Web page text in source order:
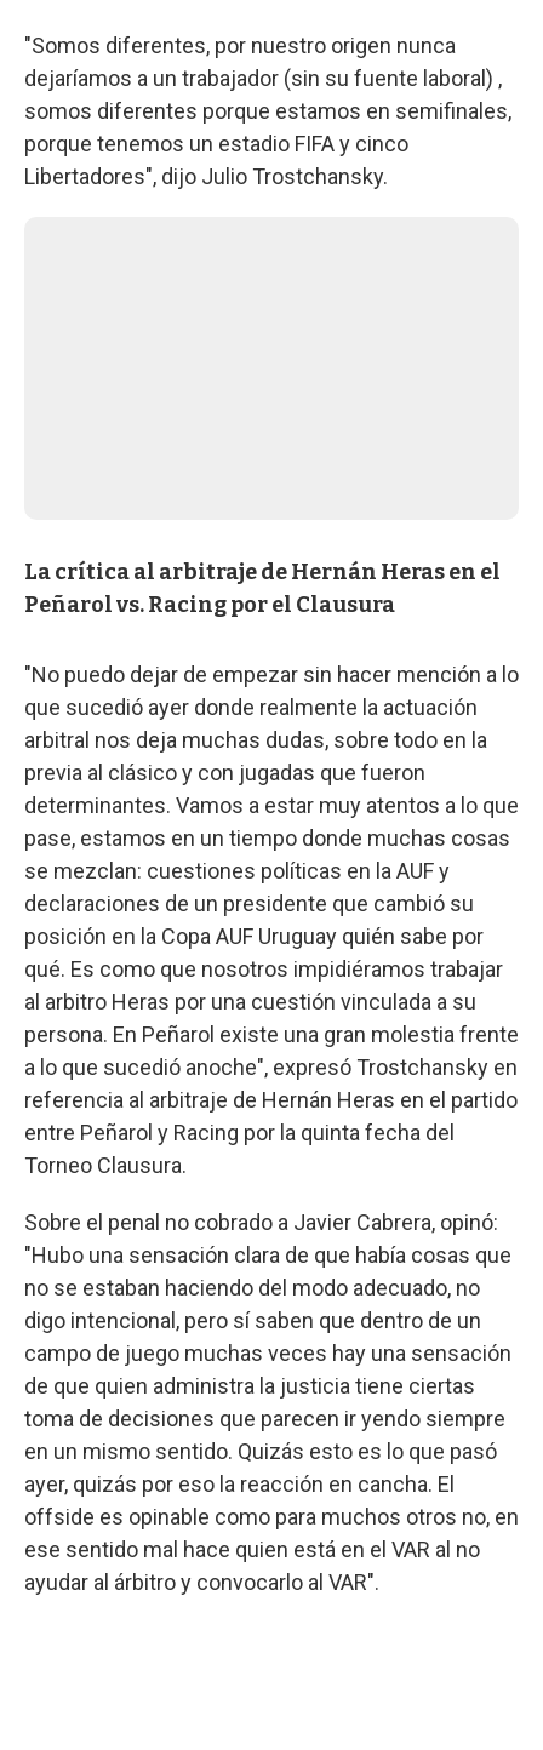
"Somos diferentes, por nuestro origen nunca
dejaríamos a un trabajador (sin su fuente laboral) ,
somos diferentes porque estamos en semifinales,
porque tenemos un estadio FIFA y cinco
Libertadores", dijo Julio Trostchansky.
La crítica al arbitraje de Hernán Heras en el
Peñarol vs. Racing por el Clausura
"No puedo dejar de empezar sin hacer mención a lo
que sucedió ayer donde realmente la actuación
arbitral nos deja muchas dudas, sobre todo en la
previa al clásico y con jugadas que fueron
determinantes. Vamos a estar muy atentos a lo que
pase, estamos en un tiempo donde muchas cosas
se mezclan: cuestiones políticas en la AUF y
declaraciones de un presidente que cambió su
posición en la Copa AUF Uruguay quién sabe por
qué. Es como que nosotros impidiéramos trabajar
al arbitro Heras por una cuestión vinculada a su
persona. En Peñarol existe una gran molestia frente
a lo que sucedió anoche", expresó Trostchansky en
referencia al arbitraje de Hernán Heras en el partido
entre Peñarol y Racing por la quinta fecha del
Torneo Clausura.
Sobre el penal no cobrado a Javier Cabrera, opinó:
"Hubo una sensación clara de que había cosas que
no se estaban haciendo del modo adecuado, no
digo intencional, pero sí saben que dentro de un
campo de juego muchas veces hay una sensación
de que quien administra la justicia tiene ciertas
toma de decisiones que parecen ir yendo siempre
en un mismo sentido. Quizás esto es lo que pasó
ayer, quizás por eso la reacción en cancha. El
offside es opinable como para muchos otros no, en
ese sentido mal hace quien está en el VAR al no
ayudar al árbitro y convocarlo al VAR".